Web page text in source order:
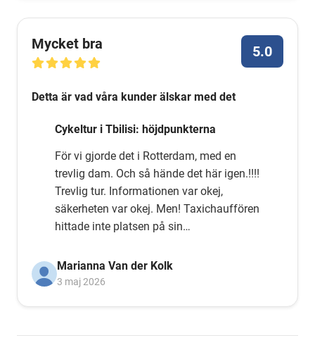
Mycket bra 5.0
Detta är vad våra kunder älskar med det
Cykeltur i Tbilisi: höjdpunkterna
För vi gjorde det i Rotterdam, med en
trevlig dam. Och så hände det här igen.!!!!
Trevlig tur. Informationen var okej,
säkerheten var okej. Men! Taxichauffören
hittade inte platsen på sin
min TomTom. Det fungerar! Lycka till
med er organisation. Och vi hoppas att ni
Marianna Van der Kolk
3 maj 2026